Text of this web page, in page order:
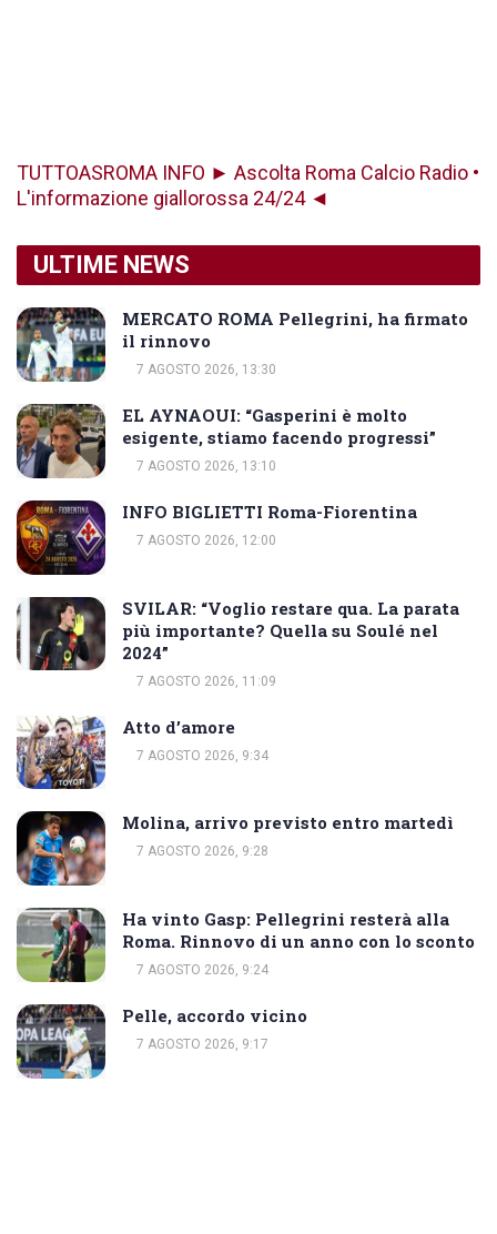
TUTTOASROMA INFO ► Ascolta Roma Calcio Radio •
L'informazione giallorossa 24/24 ◄
ULTIME NEWS
MERCATO ROMA Pellegrini, ha firmato
il rinnovo
7 AGOSTO 2026, 13:30
EL AYNAOUI: “Gasperini è molto
esigente, stiamo facendo progressi”
7 AGOSTO 2026, 13:10
INFO BIGLIETTI Roma-Fiorentina
7 AGOSTO 2026, 12:00
SVILAR: “Voglio restare qua. La parata
più importante? Quella su Soulé nel
2024”
7 AGOSTO 2026, 11:09
Atto d’amore
7 AGOSTO 2026, 9:34
Molina, arrivo previsto entro martedì
7 AGOSTO 2026, 9:28
Ha vinto Gasp: Pellegrini resterà alla
Roma. Rinnovo di un anno con lo sconto
7 AGOSTO 2026, 9:24
Pelle, accordo vicino
7 AGOSTO 2026, 9:17